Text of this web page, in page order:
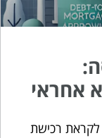
אחראי
לקראת רכישת